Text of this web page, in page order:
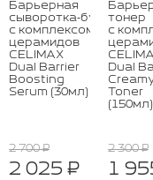
Барьерная
сыворотка‑бустер
с комплексом
церамидов
CELIMAX
Dual Barrier
Boosting
Serum (30мл)
2 700 ₽
2 025 ₽
тонер
с
Dual
Toner
(150мл)
2 300 ₽
1